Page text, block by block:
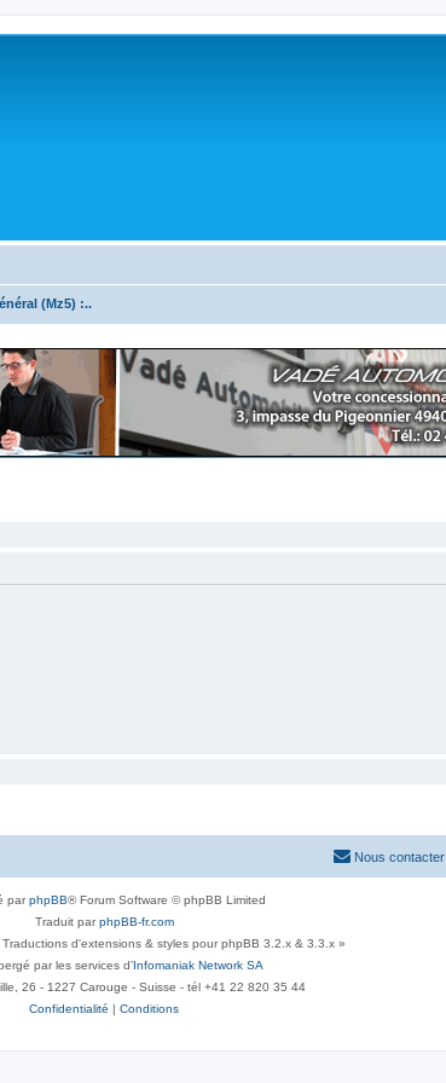
(Mz5) :..
Nous contacter
parphpBB® Forum Software © phpBB Limited
Traduit parphpBB-fr.com
Traductions d'extensions & styles pour phpBB 3.2.x & 3.3.x »
par les services d’Infomaniak Network SA
26 - 1227 Carouge - Suisse - tél +41 22 820 35 44
Confidentialité | Conditions